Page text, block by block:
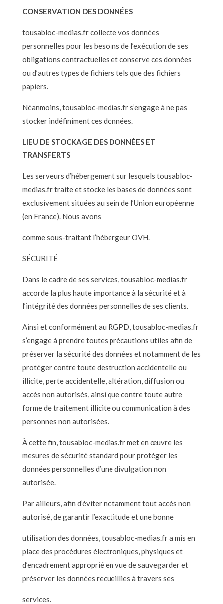
CONSERVATION DES DONNÉES
tousabloc-medias.fr collecte vos données
personnelles pour les besoins de l’exécution de ses
obligations contractuelles et conserve ces données
ou d’autres types de fichiers tels que des fichiers
papiers.
Néanmoins, tousabloc-medias.fr s’engage à ne pas
stocker indéfiniment ces données.
LIEU DE STOCKAGE DES DONNÉES ET
TRANSFERTS
Les serveurs d’hébergement sur lesquels tousabloc-
medias.fr traite et stocke les bases de données sont
exclusivement situées au sein de l’Union européenne
(en France). Nous avons
comme sous-traitant l’hébergeur OVH.
SÉCURITÉ
Dans le cadre de ses services, tousabloc-medias.fr
accorde la plus haute importance à la sécurité et à
l’intégrité des données personnelles de ses clients.
Ainsi et conformément au RGPD, tousabloc-medias.fr
s’engage à prendre toutes précautions utiles afin de
préserver la sécurité des données et notamment de les
protéger contre toute destruction accidentelle ou
illicite, perte accidentelle, altération, diffusion ou
accès non autorisés, ainsi que contre toute autre
forme de traitement illicite ou communication à des
personnes non autorisées.
À cette fin, tousabloc-medias.fr met en œuvre les
mesures de sécurité standard pour protéger les
données personnelles d’une divulgation non
autorisée.
Par ailleurs, afin d’éviter notamment tout accès non
autorisé, de garantir l’exactitude et une bonne
utilisation des données, tousabloc-medias.fr a mis en
place des procédures électroniques, physiques et
d’encadrement approprié en vue de sauvegarder et
préserver les données recueillies à travers ses
services.